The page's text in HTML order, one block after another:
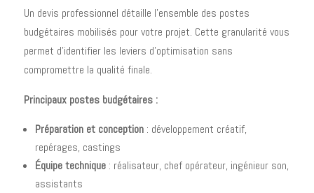
Un devis professionnel détaille l'ensemble des postes
budgétaires mobilisés pour votre projet. Cette granularité vous
permet d'identifier les leviers d'optimisation sans
compromettre la qualité finale.
Principaux postes budgétaires :
Préparation et conception: développement créatif,
repérages, castings
Équipe technique: réalisateur, chef opérateur, ingénieur son,
assistants